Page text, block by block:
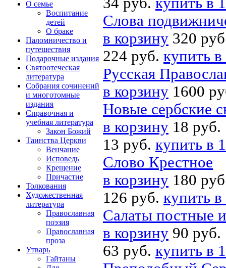
О семье
Воспитание
детей
О браке
Паломничество и
путешествия
Подарочные издания
Святоотеческая
литература
Собрания сочинений
и многотомные
издания
Справочная и
учебная литература
Закон Божий
Таинства Церкви
Венчание
Исповедь
Крещение
Причастие
Толкования
Художественная
литература
Православная
поэзия
Православная
проза
Утварь
Гайтаны
Слова
в корзину 320
224 руб. купить
Русская
в корзину 1600
Новые сербские
в корзину 18 руб.
13 руб. купить в
Слово Крестное
в корзину 180
126 руб. купить
Салаты постные
в корзину 90 руб.
63 руб. купить в